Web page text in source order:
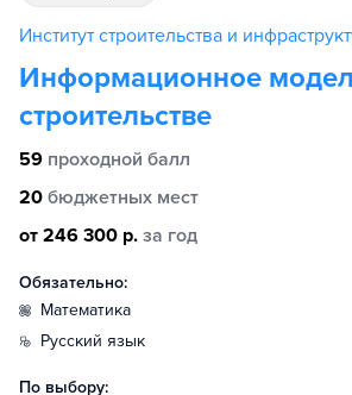
Институт строительства и
Информационное
строительстве
59 проходной балл
20 бюджетных мест
от 246 300 р. за год
Обязательно:
математика
русский язык
По выбору: